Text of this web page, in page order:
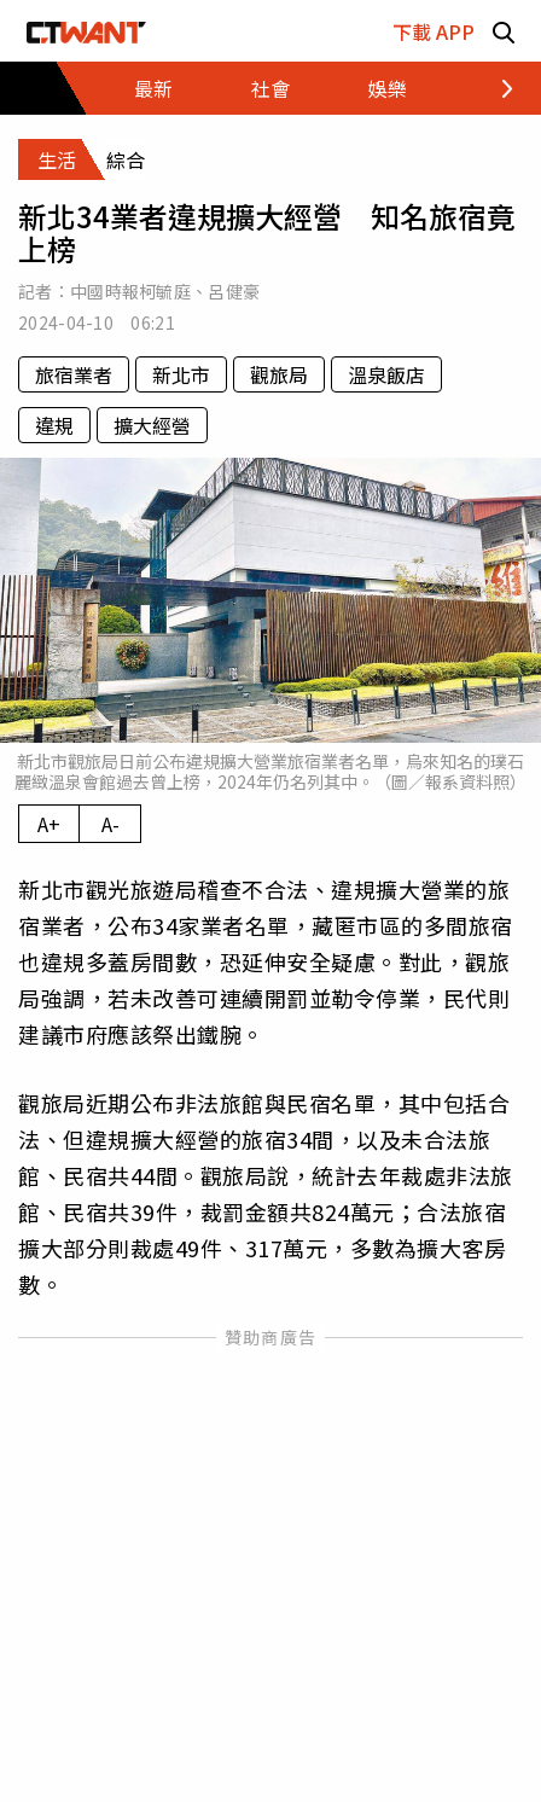
下載 APP
最新
社會 娛樂 財經
生活 綜合
新北34業者違規擴大經營 知名旅宿竟
上榜
記者： 中國時報柯毓庭 、 呂健豪
2024-04-10 06:21
旅宿業者 新北市 觀旅局
溫泉飯店
違規
擴大經營
新北市觀旅局日前公布違規擴大營業旅宿業者名單，烏來知名的璞石
麗緻溫泉會館過去曾上榜，2024年仍名列其中。（圖／報系資料照）
A+ A-
新北市觀光旅遊局稽查不合法、違規擴大營業的旅
宿業者，公布34家業者名單，藏匿市區的多間旅宿
也違規多蓋房間數，恐延伸安全疑慮。對此，觀旅
局強調，若未改善可連續開罰並勒令停業，民代則
建議市府應該祭出鐵腕。
觀旅局近期公布非法旅館與民宿名單，其中包括合
法、但違規擴大經營的旅宿34間，以及未合法旅
館、民宿共44間。觀旅局說，統計去年裁處非法旅
館、民宿共39件，裁罰金額共824萬元；合法旅宿
擴大部分則裁處49件、317萬元，多數為擴大客房
數。